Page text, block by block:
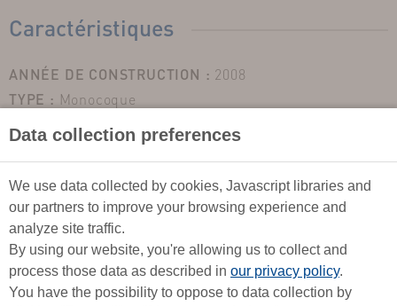
Caractéristiques
ANNÉE DE CONSTRUCTION : 2008
TYPE : Monocoque
LONGUEUR :
10,28m
TYPE DE LEST :
Quillard, GTE
CATÉGORIE DE NAVIGATION :
ARMEMENT :Semi hauturier
COULEUR DE COQUE :Blanche
COUCHAGES :8
Data collection preferences
We use data collected by cookies, Javascript libraries and
our partners to improve your browsing experience and
analyze site traffic.
By using our website, you're allowing us to collect and
process those data as described in our privacy policy.
You have the possibility to oppose to data collection by